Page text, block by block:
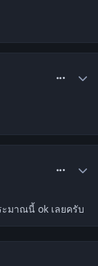
ะมาณนี้ ok เลยครับ